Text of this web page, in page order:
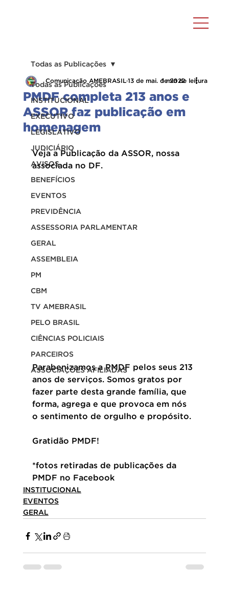
Todas as Publicações
INSTITUCIONAL
EXECUTIVO
LEGISLATIVO
JUDICIÁRIO
AVISOS
BENEFÍCIOS
EVENTOS
PREVIDÊNCIA
ASSESSORIA PARLAMENTAR
GERAL
ASSEMBLEIA
PM
CBM
TV AMEBRASIL
PELO BRASIL
CIÊNCIAS POLICIAIS
PARCEIROS
ASSOCIAÇÕES AFILIADAS
Todas as Publicações
PMDF completa 213 anos e
ASSOR faz publicação em
homenagem
Comunicação AMEBRASIL 13 de mai. de 20221 min de leitura
Veja a Publicação da ASSOR, nossa
associada no DF.
Parabenizamos a PMDF pelos seus 213
anos de serviços. Somos gratos por
fazer parte desta grande família, que
forma, agrega e que provoca em nós
o sentimento de orgulho e propósito.
Gratidão PMDF!
*fotos retiradas de publicações da
PMDF no Facebook
INSTITUCIONAL
EVENTOS
GERAL